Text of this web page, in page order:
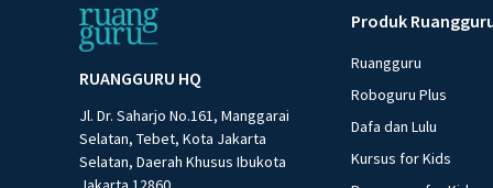
RUANGGURU HQ
Jl. Dr. Saharjo No.161, Manggarai
Selatan, Tebet, Kota Jakarta
Selatan, Daerah Khusus Ibukota
Produk
Ruangguru
Roboguru Plus
Dafa dan Lulu
Kursus for Kids